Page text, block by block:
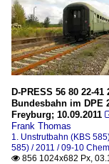
D-PRESS 56 80 22-
Bundesbahn im DPE
Freyburg; 10.09.2011
Frank Thomas
1. Unstrutbahn (KBS
585) / 2011 / 09-10
 856 1024x682 Px,